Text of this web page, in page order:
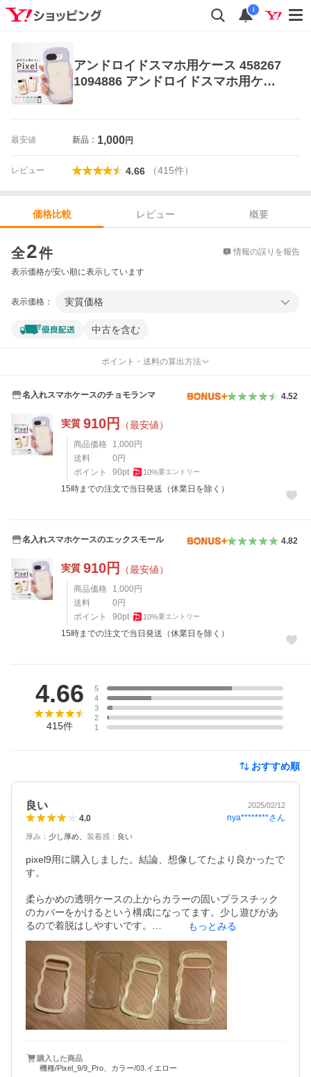
i
アンドロイドスマホ用ケース 458267
1094886 アンドロイドスマホ用ケー
最安値 新品： 1,000円
レビュー 4.66 （415件）
価格比較 レビュー
概要
全2件 情報の誤りを報告
表示価格が安い順に表示しています
表示価格： 実質価格
中古を含む
ポイント・送料の算出方法
名入れスマホケースのチョモランマ 4.52
実質 910円 （最安値）
商品価格 1,000 円
送料
0 円
ポイント
90pt 10%要エントリー
15時までの注文で当日発送（休業日を除く）
名入れスマホケースのエックスモール 4.82
実質 910円 （最安値）
商品価格 1,000 円
送料
0 円
ポイント
90pt 10%要エントリー
15時までの注文で当日発送（休業日を除く）
4.66
415件
5
4
3
2
1
おすすめ順
良い 2025/02/12
4.0 nya********さん
厚み ： 少し厚め 装着感 ： 良い
pixel9用に購入しました。結論、想像してたより良かったで
す。
柔らかめの透明ケースの上からカラーの固いプラスチック
のカバーをかけるという構成になってます。少し遊びがあ
るので着脱はしやすいです。
ボタンもちゃんと押せます。pixel9本体が元々デカいのでさ
らにデカくなりますが、うねうね部分に指を引っ掛けて持
つので関係ないかもです。
前のケースのバンパーが手垢とかで汚れるのがすごく気に
なってたので、簡単に拭き取れるのはありがたいです。傷
は気になるかもですが、そうなったら透明ケースだけにす
ればいいので…
アクキーはそのままだと多分入らないです。透明ケースと
プラスチックカバーの間にフィルムかなんか挟めばいける
もっとみる
購入した商品
機種/Pixel_9/9_Pro、カラー/03.イエロー